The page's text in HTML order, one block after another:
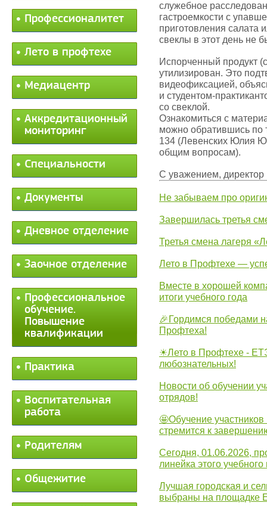
Профессионалитет
Лето в профтехе
Медиацентр
Аккредитационный
мониторинг
Специальности
Документы
Дневное отделение
Заочное отделение
Профессиональное
обучение.
Повышение
квалификации
Практика
Воспитательная
работа
Родителям
Общежитие
служебное
гастроемкости с
приготовления салата
свеклы в этот день не
Испорченный продукт
утилизирован. Это
видеофиксацией,
и студентом-
со свеклой.
Ознакомиться с
можно обратившись по
134 (Левенских Юлия
общим вопросам).
С уважением,
Не забываем про
Завершилась третья
Третья смена лагеря
Лето в Профтехе —
Вместе в хорошей
итоги учебного года
🎉Гордимся победами
Профтеха!
☀Лето в Профтехе -
любознательных!
Новости об обучении
отрядов!
🤩Обучение участников
стремится к
Сегодня, 01.06.2026,
линейка этого учебного
Лучшая городская и
выбраны на площадке